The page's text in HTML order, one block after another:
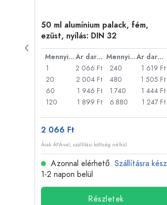
50 ml alumínium palack, fém,
ezüst, nyílás: DIN 32
Mennyiség Ár darabonként Mennyiség
Ár darabonként
1
2 066 Ft
20
2 004 Ft
60
1 946 Ft
120
1 899 Ft
240
1 619 Ft
480
1 505 Ft
1.740
1 444 Ft
6.880
1 247 Ft
2 066 Ft
Árak ÁFÁ-val, szállítási költség nélkül
Azonnal elérhető. Szállításra kész
1-2 napon belül
Részletek